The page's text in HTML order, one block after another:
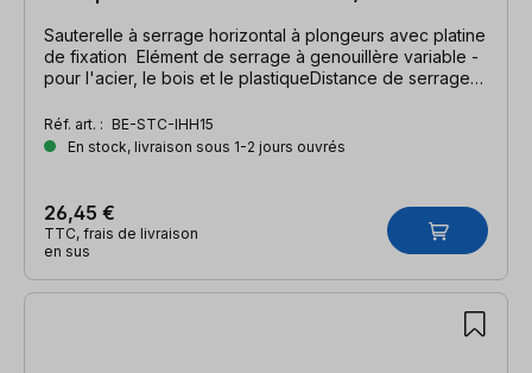
Sauterelle à serrage horizontal à plongeurs avec platine
de fixation Elément de serrage à genouillère variable -
pour l'acier, le bois et le plastiqueDistance de serrage
Réf. art. : BE-STC-IHH15
En stock, livraison sous 1-2 jours ouvrés
26,45 €
TTC, frais de livraison
en sus